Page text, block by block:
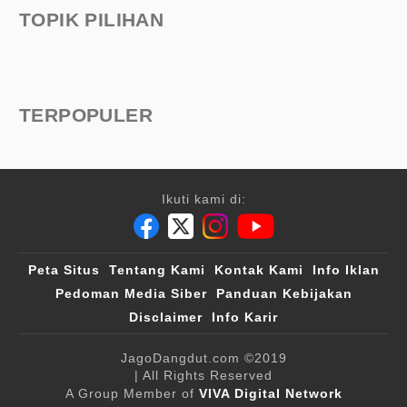
TOPIK PILIHAN
TERPOPULER
Ikuti kami di:
Peta Situs Tentang Kami Kontak Kami
Info Iklan
Pedoman Media Siber
Panduan Kebijakan
Disclaimer
Info Karir
JagoDangdut.com ©2019
| All Rights Reserved
A Group Member of VIVA Digital Network